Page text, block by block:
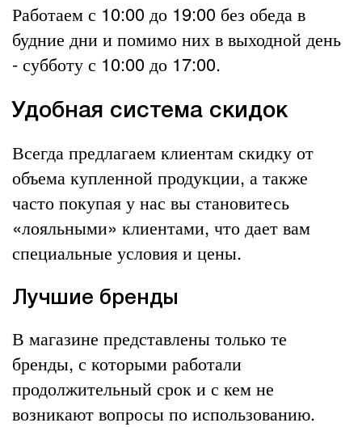
Работаем с 10:00 до 19:00 без обеда в
будние дни и помимо них в выходной день
- субботу с 10:00 до 17:00.
Удобная система скидок
Всегда предлагаем клиентам скидку от
объема купленной продукции, а также
часто покупая у нас вы становитесь
«лояльными» клиентами, что дает вам
специальные условия и цены.
Лучшие бренды
В магазине представлены только те
бренды, с которыми работали
продолжительный срок и с кем не
возникают вопросы по использованию.